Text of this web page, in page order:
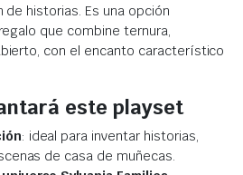
de historias. Es una opción
que combine ternura,
con el encanto característico
este playset
: ideal para inventar historias,
de casa de muñecas.